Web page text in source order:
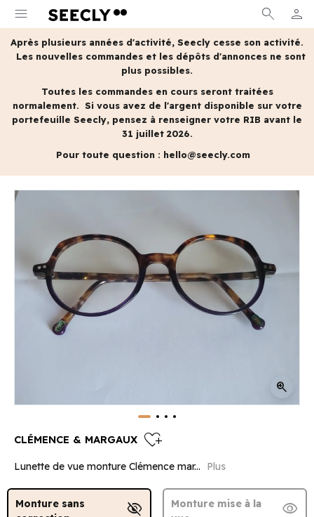
menu search person
MON
Après plusieurs années d'activité, Seecly cesse son activité.
Les nouvelles commandes et les dépôts d'annonces ne sont
plus possibles.
Toutes les commandes en cours seront traitées
normalement. Si vous avez de l'argent disponible sur votre
portefeuille Seecly, pensez à renseigner votre RIB avant le
31 juillet 2026.
Pour toute question : hello@seecly.com
zoom_in
CLÉMENCE & MARGAUX heart_plus
Lunette de vue monture Clémence mar... Plus
Monture sans
visibility_off
Monture mise à la
visibility